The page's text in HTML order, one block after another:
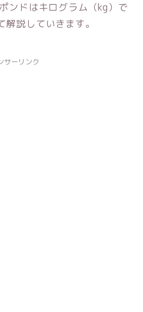
ンドはキログラム（kg）で
説していきます。
サーリンク